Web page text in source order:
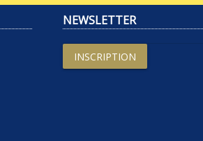
NEWSLETTER
INSCRIPTION